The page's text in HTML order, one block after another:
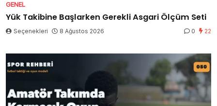
GENEL
Yük Takibine Başlarken Gerekli Asgari Ölçüm Seti
Seçenekleri 8 Ağustos 2026 0 22